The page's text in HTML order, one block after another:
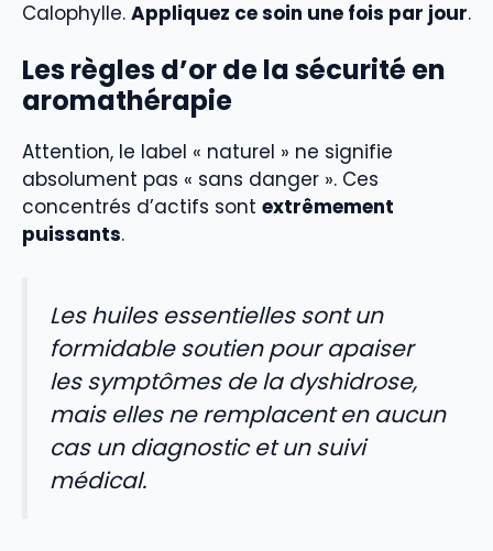
Calophylle. Appliquez ce soin une fois par jour.
Les règles d’or de la sécurité en
aromathérapie
Attention, le label « naturel » ne signifie
absolument pas « sans danger ». Ces
concentrés d’actifs sont extrêmement
puissants.
Les huiles essentielles sont un
formidable soutien pour apaiser
les symptômes de la dyshidrose,
mais elles ne remplacent en aucun
cas un diagnostic et un suivi
médical.